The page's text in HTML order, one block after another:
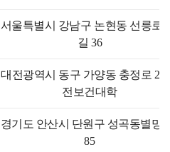
서울특별시 강남구 논현동 선릉로
길 36
대전광역시 동구 가양동 충정로 21
전보건대학
경기도 안산시 단원구 성곡동별망
85